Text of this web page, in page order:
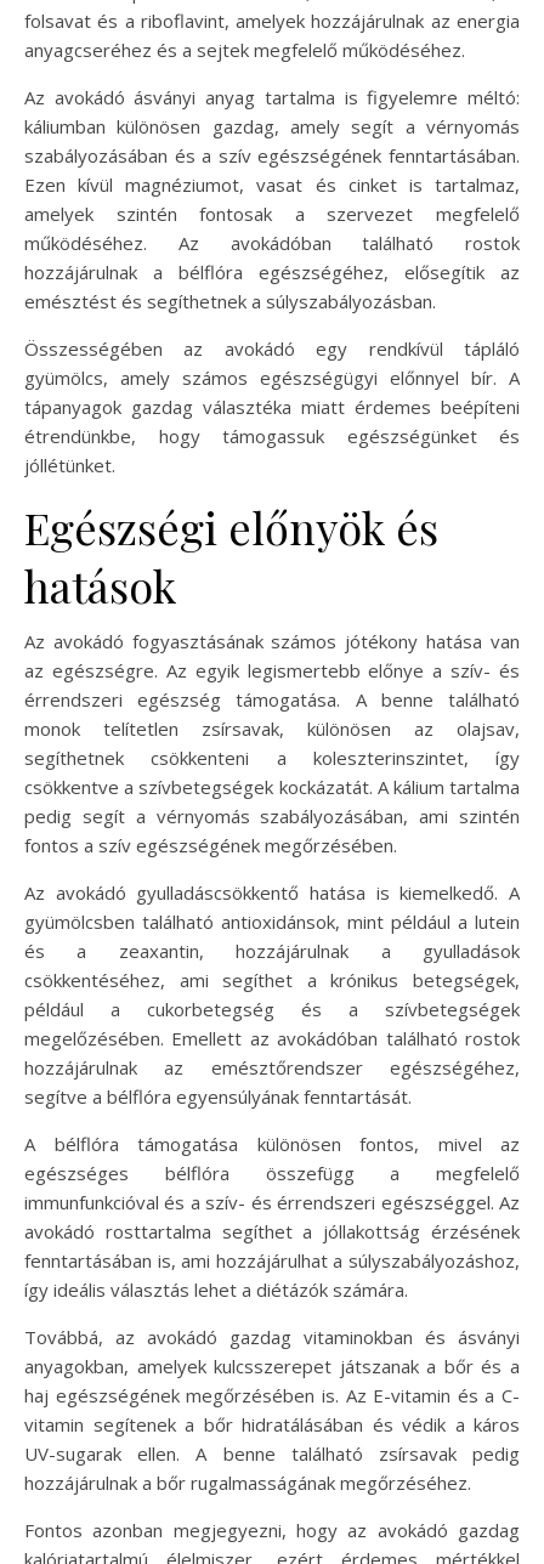
folsavat és a riboflavint, amelyek hozzájárulnak az energia
anyagcseréhez és a sejtek megfelelő működéséhez.
Az avokádó ásványi anyag tartalma is figyelemre méltó:
káliumban különösen gazdag, amely segít a vérnyomás
szabályozásában és a szív egészségének fenntartásában.
Ezen kívül magnéziumot, vasat és cinket is tartalmaz,
amelyek szintén fontosak a szervezet megfelelő
működéséhez. Az avokádóban található rostok
hozzájárulnak a bélflóra egészségéhez, elősegítik az
emésztést és segíthetnek a súlyszabályozásban.
Összességében az avokádó egy rendkívül tápláló
gyümölcs, amely számos egészségügyi előnnyel bír. A
tápanyagok gazdag választéka miatt érdemes beépíteni
étrendünkbe, hogy támogassuk egészségünket és
jóllétünket.
Egészségi előnyök és
hatások
Az avokádó fogyasztásának számos jótékony hatása van
az egészségre. Az egyik legismertebb előnye a szív- és
érrendszeri egészség támogatása. A benne található
monok telítetlen zsírsavak, különösen az olajsav,
segíthetnek csökkenteni a koleszterinszintet, így
csökkentve a szívbetegségek kockázatát. A kálium tartalma
pedig segít a vérnyomás szabályozásában, ami szintén
fontos a szív egészségének megőrzésében.
Az avokádó gyulladáscsökkentő hatása is kiemelkedő. A
gyümölcsben található antioxidánsok, mint például a lutein
és a zeaxantin, hozzájárulnak a gyulladások
csökkentéséhez, ami segíthet a krónikus betegségek,
például a cukorbetegség és a szívbetegségek
megelőzésében. Emellett az avokádóban található rostok
hozzájárulnak az emésztőrendszer egészségéhez,
segítve a bélflóra egyensúlyának fenntartását.
A bélflóra támogatása különösen fontos, mivel az
egészséges bélflóra összefügg a megfelelő
immunfunkcióval és a szív- és érrendszeri egészséggel. Az
avokádó rosttartalma segíthet a jóllakottság érzésének
fenntartásában is, ami hozzájárulhat a súlyszabályozáshoz,
így ideális választás lehet a diétázók számára.
Továbbá, az avokádó gazdag vitaminokban és ásványi
anyagokban, amelyek kulcsszerepet játszanak a bőr és a
haj egészségének megőrzésében is. Az E-vitamin és a C-
vitamin segítenek a bőr hidratálásában és védik a káros
UV-sugarak ellen. A benne található zsírsavak pedig
hozzájárulnak a bőr rugalmasságának megőrzéséhez.
Fontos azonban megjegyezni, hogy az avokádó gazdag
kalóriatartalmú élelmiszer, ezért érdemes mértékkel